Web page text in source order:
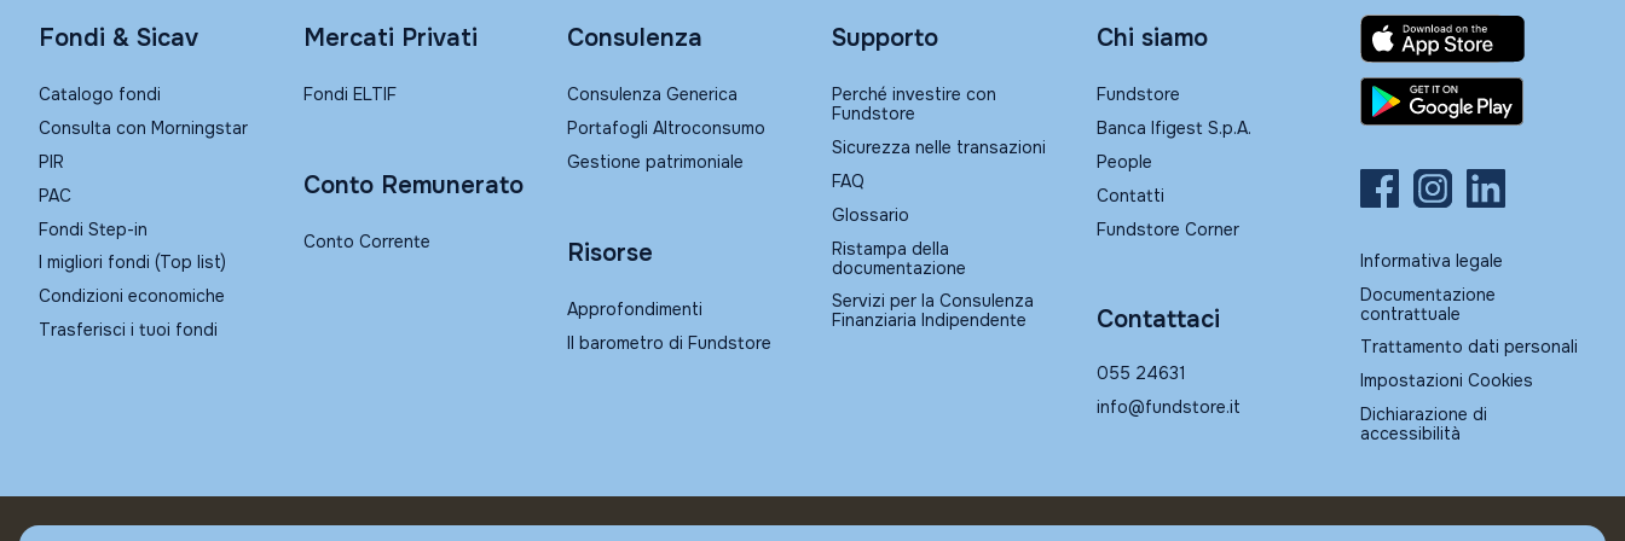
Fondi & Sicav
Catalogo fondi
Consulta con Morningstar
PIR
PAC
Fondi Step-in
I migliori fondi (Top list)
Condizioni economiche
Trasferisci i tuoi fondi
Mercati Privati
Fondi ELTIF
Conto Remunerato
Conto Corrente
Consulenza
Consulenza Generica
Portafogli Altroconsumo
Gestione patrimoniale
Risorse
Approfondimenti
Il barometro di Fundstore
Supporto
Perché investire con
Fundstore
Sicurezza nelle transazioni
FAQ
Glossario
Ristampa della
documentazione
Servizi per la Consulenza
Finanziaria Indipendente
Chi siamo
Fundstore
Banca Ifigest S.p.A.
People
Contatti
Fundstore Corner
Contattaci
055 24631
info@fundstore.it
Informativa legale
Documentazione
contrattuale
Trattamento dati personali
Impostazioni Cookies
Dichiarazione di
accessibilità